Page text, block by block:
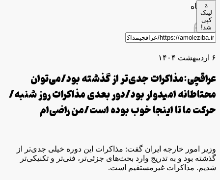
لینک
کپی
شد!
۶ اردیبهشت ۱۴۰۴
عراقچی:مذاکرات جدی‎‌تر از گذشته بود/می‌توان
محتاطانه امیدوار بود/دور بعدی مذاکرات روز شنبه/
حرکت ما تا اینجا خوب بوده است/من راضی‌ام
وزیر امور خارجه ایران گفت: مذاکرات این دوره خیلی جدی‌تر از
گذشته بود و به تدریج وارد بحث‌های جزئی‌تر، فنی‌تر و تکنیکی‌تر
شدیم. مذاکرات غیرمستقیم است.